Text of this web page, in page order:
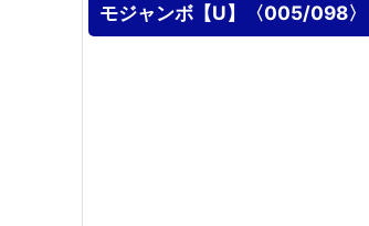
モジャンボ【U】〈005/098〉